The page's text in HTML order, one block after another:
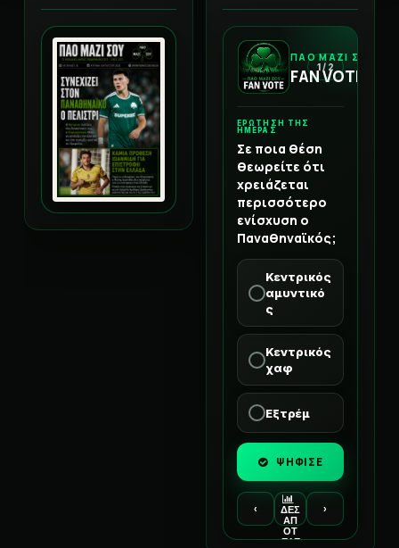
ΠΑΟ ΜΑΖΙ ΣΟΥ
FAN VOTE
1 / 2
ΕΡΩΤΗΣΗ ΤΗΣ
ΗΜΕΡΑΣ
Σε ποια θέση
θεωρείτε ότι
χρειάζεται
περισσότερο
ενίσχυση ο
Παναθηναϊκός;
Κεντρικός
αμυντικό
ς
Κεντρικός
χαφ
Εξτρέμ
ΨΗΦΙΣΕ
‹
ΔΕΣ
ΑΠ
ΟΤ
ΕΛΕ
›